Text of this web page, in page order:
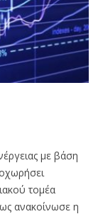
με βάση
τομέα
ανακοίνωσε η